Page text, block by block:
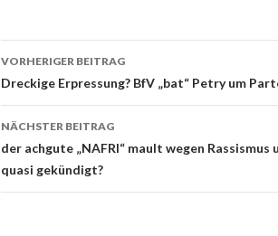
Beitrags-
Navigation
VORHERIGER BEITRAG
Dreckige Erpressung? BfV „bat“ Petry um
NÄCHSTER BEITRAG
der achgute „NAFRI“ mault wegen Rassismus
quasi gekündigt?